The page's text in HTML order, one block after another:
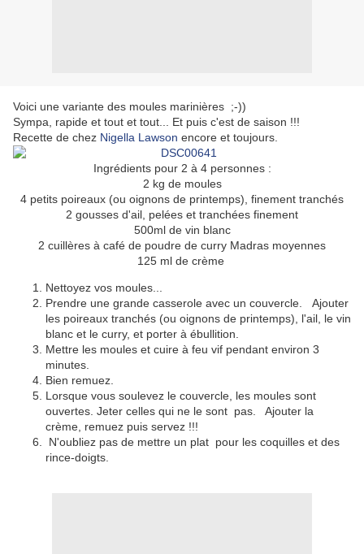
Voici une variante des moules marinières ;-))
Sympa, rapide et tout et tout... Et puis c'est de saison !!!
Recette de chez Nigella Lawson encore et toujours.
Ingrédients pour 2 à 4 personnes :
2 kg de moules
4 petits poireaux (ou oignons de printemps), finement tranchés
2 gousses d'ail, pelées et tranchées finement
500ml de vin blanc
2 cuillères à café de poudre de curry Madras moyennes
125 ml de crème
Nettoyez vos moules...
Prendre une grande casserole avec un couvercle.
Ajouter
les poireaux tranchés (ou oignons de printemps), l'ail, le vin
blanc et le curry, et porter à ébullition.
Mettre les moules et cuire à feu vif pendant environ 3
minutes.
Bien remuez.
Lorsque vous soulevez le couvercle, les moules sont
ouvertes. Jeter celles qui ne le sont pas.
Ajouter la
crème, remuez puis servez !!!
N'oubliez pas de mettre un plat pour les coquilles et des
rince-doigts.